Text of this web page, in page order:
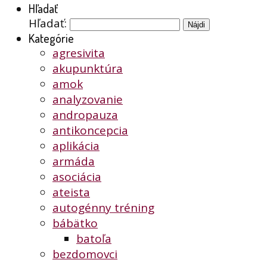
Hľadať
Hľadať:
Kategórie
agresivita
akupunktúra
amok
analyzovanie
andropauza
antikoncepcia
aplikácia
armáda
asociácia
ateista
autogénny tréning
bábätko
batoľa
bezdomovci